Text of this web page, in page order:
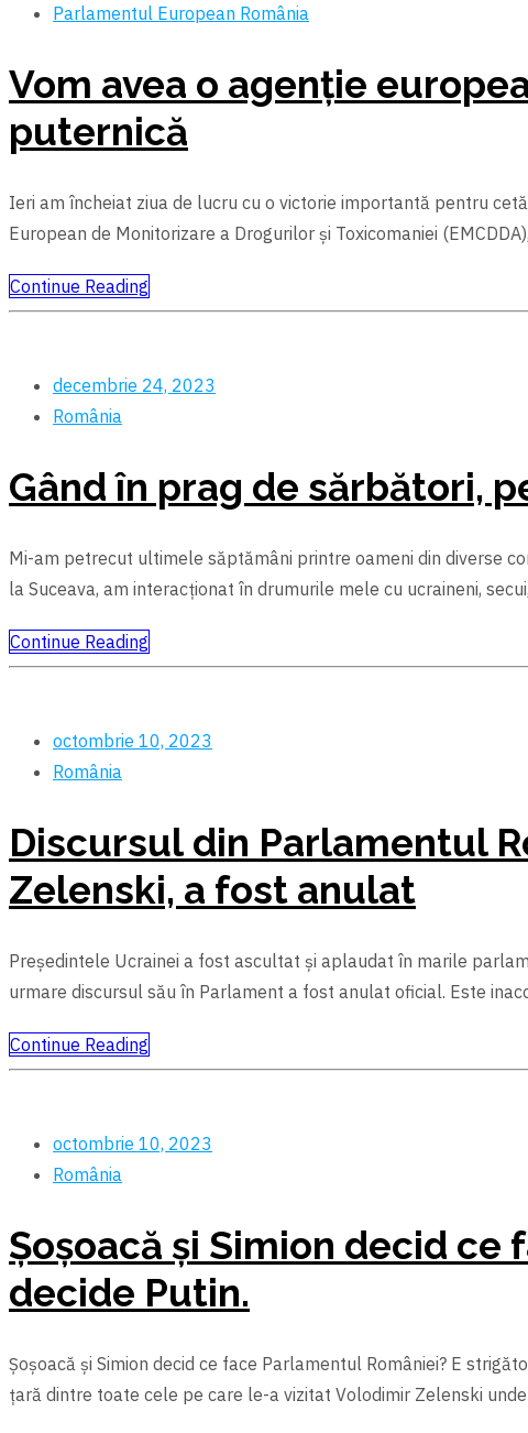
Parlamentul European România
Vom avea o agenție
puternică
Ieri am încheiat ziua de lucru cu o victorie importantă pentru
European de Monitorizare a Drogurilor și Toxicomaniei
Continue Reading
decembrie 24, 2023
România
Gând în prag de sărbători,
Mi-am petrecut ultimele săptămâni printre oameni din diverse
la Suceava, am interacționat în drumurile mele cu ucraineni,
Continue Reading
octombrie 10, 2023
România
Discursul din Parlamentul
Zelenski, a fost anulat
Președintele Ucrainei a fost ascultat și aplaudat în marile
urmare discursul său în Parlament a fost anulat oficial. Este
Continue Reading
octombrie 10, 2023
România
Şoşoacă şi Simion decid ce
decide Putin.
Şoşoacă şi Simion decid ce face Parlamentul României? E
țară dintre toate cele pe care le-a vizitat Volodimir Zelenski